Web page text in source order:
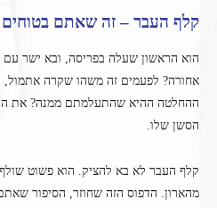
קלף העבר – זה שאתם
הוא הראשון שעלה בפריסה, ובא ישר
אחורה? לפעמים זה משהו שקרה אתמול,
ההחלטה ההיא שהתעלמתם ממנה? את
הסשן שלו.
קלף העבר לא בא להציק. הוא פשוט
מהארון. הדפוס הזה שחוזר, הסיפור